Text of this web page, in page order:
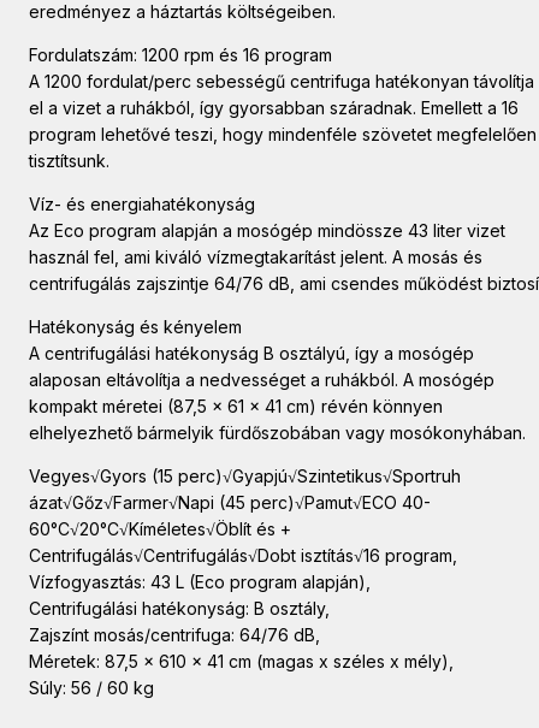
eredményez a háztartás költségeiben.
Fordulatszám: 1200 rpm és 16 program
A 1200 fordulat/perc sebességű centrifuga hatékonyan távolítja
el a vizet a ruhákból, így gyorsabban száradnak. Emellett a 16
program lehetővé teszi, hogy mindenféle szövetet megfelelően
tisztítsunk.
Víz- és energiahatékonyság
Az Eco program alapján a mosógép mindössze 43 liter vizet
használ fel, ami kiváló vízmegtakarítást jelent. A mosás és
centrifugálás zajszintje 64/76 dB, ami csendes működést
Hatékonyság és kényelem
A centrifugálási hatékonyság B osztályú, így a mosógép
alaposan eltávolítja a nedvességet a ruhákból. A mosógép
kompakt méretei (87,5 x 61 x 41 cm) révén könnyen
elhelyezhető bármelyik fürdőszobában vagy mosókonyhában.
Vegyes√Gyors (15 perc)√Gyapjú√Szintetikus√Sportruh
ázat√Gőz√Farmer√Napi (45 perc)√Pamut√ECO 40-
60°C√20°C√Kíméletes√Öblít és +
Centrifugálás√Centrifugálás√Dobt isztítás√16 program,
Vízfogyasztás: 43 L (Eco program alapján),
Centrifugálási hatékonyság: B osztály,
Zajszínt mosás/centrifuga: 64/76 dB,
Méretek: 87,5 x 610 x 41 cm (magas x széles x mély),
Súly: 56 / 60 kg